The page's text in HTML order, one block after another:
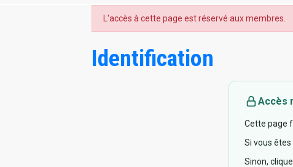
L'accès à cette page est réservé aux membres.
Identification
Accès
Cette page
Si vous
Sinon,